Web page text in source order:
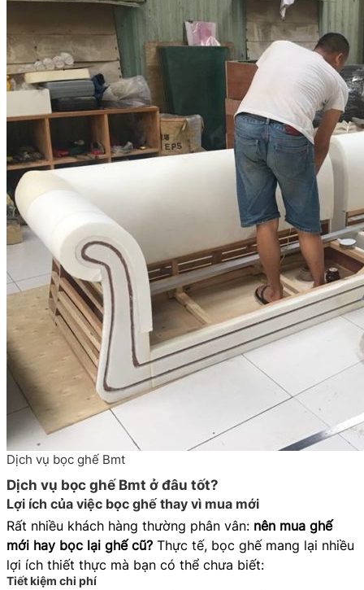
Dịch vụ bọc ghế Bmt
Dịch vụ bọc ghế Bmt ở đâu tốt?
Lợi ích của việc bọc ghế thay vì mua mới
Rất nhiều khách hàng thường phân vân: nên mua ghế
mới hay bọc lại ghế cũ?Thực tế, bọc ghế mang lại nhiều
lợi ích thiết thực mà bạn có thể chưa biết:
Tiết kiệm chi phí